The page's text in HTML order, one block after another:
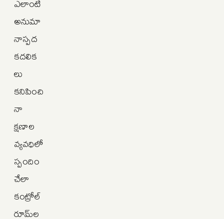
ఎలాంటి
అనుమా
నాస్పద
కదలిక
లు
కనిపించి
నా
క్షణాల
వ్యవధిలో
స్పందిం
చేలా
కంట్రోల్
రూమ్‌ల